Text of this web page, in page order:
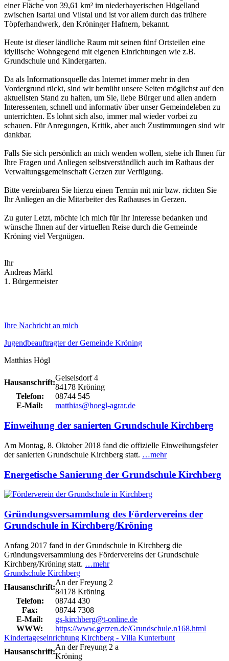
einer Fläche von 39,61 km² im niederbayerischen Hügelland
zwischen Isartal und Vilstal und ist vor allem durch das frühere
Töpferhandwerk, den Kröninger Hafnern, bekannt.
Heute ist dieser ländliche Raum mit seinen fünf Ortsteilen eine
idyllische Wohngegend mit eigenen Einrichtungen wie z.B.
Grundschule und Kindergarten.
Da als Informationsquelle das Internet immer mehr in den
Vordergrund rückt, sind wir bemüht unsere Seiten möglichst auf den
aktuellsten Stand zu halten, um Sie, liebe Bürger und allen andern
Interessenten, schnell und informativ über unser Gemeindeleben zu
unterrichten. Es lohnt sich also, immer mal wieder vorbei zu
schauen. Für Anregungen, Kritik, aber auch Zustimmungen sind wir
dankbar.
Falls Sie sich persönlich an mich wenden wollen, stehe ich Ihnen für
Ihre Fragen und Anliegen selbstverständlich auch im Rathaus der
Verwaltungsgemeinschaft Gerzen zur Verfügung.
Bitte vereinbaren Sie hierzu einen Termin mit mir bzw. richten Sie
Ihr Anliegen an die Mitarbeiter des Rathauses in Gerzen.
Zu guter Letzt, möchte ich mich für Ihr Interesse bedanken und
wünsche Ihnen auf der virtuellen Reise durch die Gemeinde
Kröning viel Vergnügen.
Ihr
Andreas Märkl
1. Bürgermeister
Ihre Nachricht an mich
Jugendbeauftragter der Gemeinde Kröning
Matthias Högl
Hausanschrift:
Geiselsdorf 4
84178 Kröning
Telefon:
08744 545
E-Mail:
matthias@hoegl-agrar.de
Einweihung der sanierten Grundschule Kirchberg
Am Montag, 8. Oktober 2018 fand die offizielle Einweihungsfeier
der sanierten Grundschule Kirchberg statt. …mehr
Energetische Sanierung der Grundschule Kirchberg
Gründungsversammlung des Fördervereins der
Grundschule in Kirchberg/Kröning
Anfang 2017 fand in der Grundschule in Kirchberg die
Gründungsversammlung des Fördervereins der Grundschule
Kirchberg/Kröning statt. …mehr
Grundschule Kirchberg
Hausanschrift:
An der Freyung 2
84178 Kröning
Telefon:
08744 430
Fax:
08744 7308
E-Mail:
gs-kirchberg@t-online.de
WWW:
https://www.gerzen.de/Grundschule.n168.html
Kindertageseinrichtung Kirchberg - Villa Kunterbunt
Hausanschrift:
An der Freyung 2 a
Kröning